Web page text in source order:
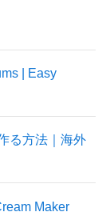
| Easy
る方法｜海外
Maker